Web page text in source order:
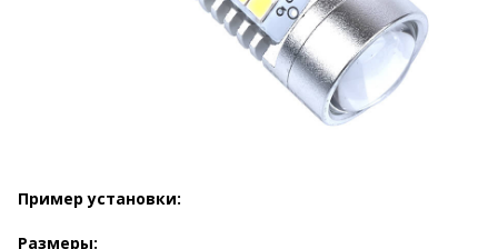
Пример установки:
Размеры: